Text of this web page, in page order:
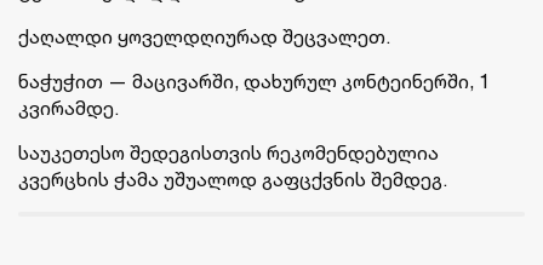
ქაღალდი ყოველდღიურად შეცვალეთ.
ნაჭუჭით — მაცივარში, დახურულ კონტეინერში, 1
კვირამდე.
საუკეთესო შედეგისთვის რეკომენდებულია
კვერცხის ჭამა უშუალოდ გაფცქვნის შემდეგ.